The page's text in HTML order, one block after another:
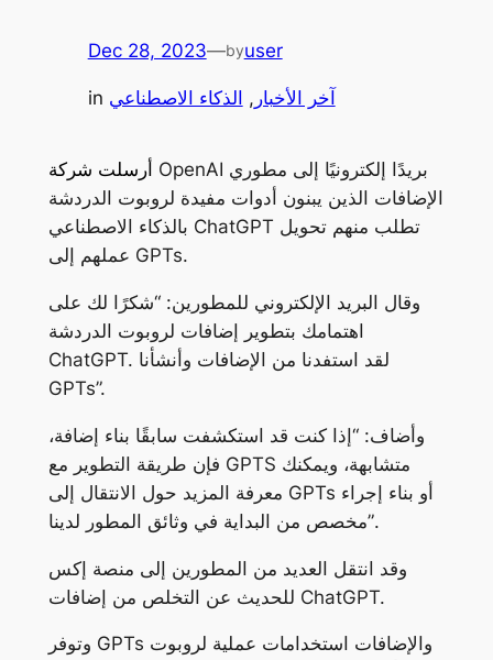
Dec 28, 2023—byuser
in آخر الأخبار , الذكاء الاصطناعي
OpenAI بريدًا إلكترونيًا إلى مطوري
الإضافات الذين يبنون أدوات مفيدة لروبوت الدردشة
بالذكاء الاصطناعي ChatGPT تطلب منهم تحويل
عملهم إلى GPTs.
وقال البريد الإلكتروني للمطورين: “شكرًا لك على
اهتمامك بتطوير إضافات لروبوت الدردشة
ChatGPT. لقد استفدنا من الإضافات وأنشأنا
GPTs”.
وأضاف: “إذا كنت قد استكشفت سابقًا بناء إضافة،
فإن طريقة التطوير مع GPTS متشابهة، ويمكنك
معرفة المزيد حول الانتقال إلى GPTs أو بناء إجراء
مخصص من البداية في وثائق المطور لدينا”.
وقد انتقل العديد من المطورين إلى منصة إكس
للحديث عن التخلص من إضافات ChatGPT.
وتوفر GPTs والإضافات استخدامات عملية لروبوت